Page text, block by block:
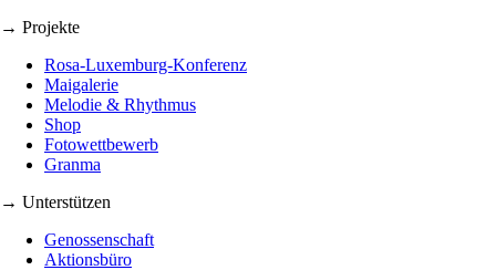
→ Projekte
Rosa-Luxemburg-Konferenz
Maigalerie
Melodie & Rhythmus
Shop
Fotowettbewerb
Granma
→ Unterstützen
Genossenschaft
Aktionsbüro